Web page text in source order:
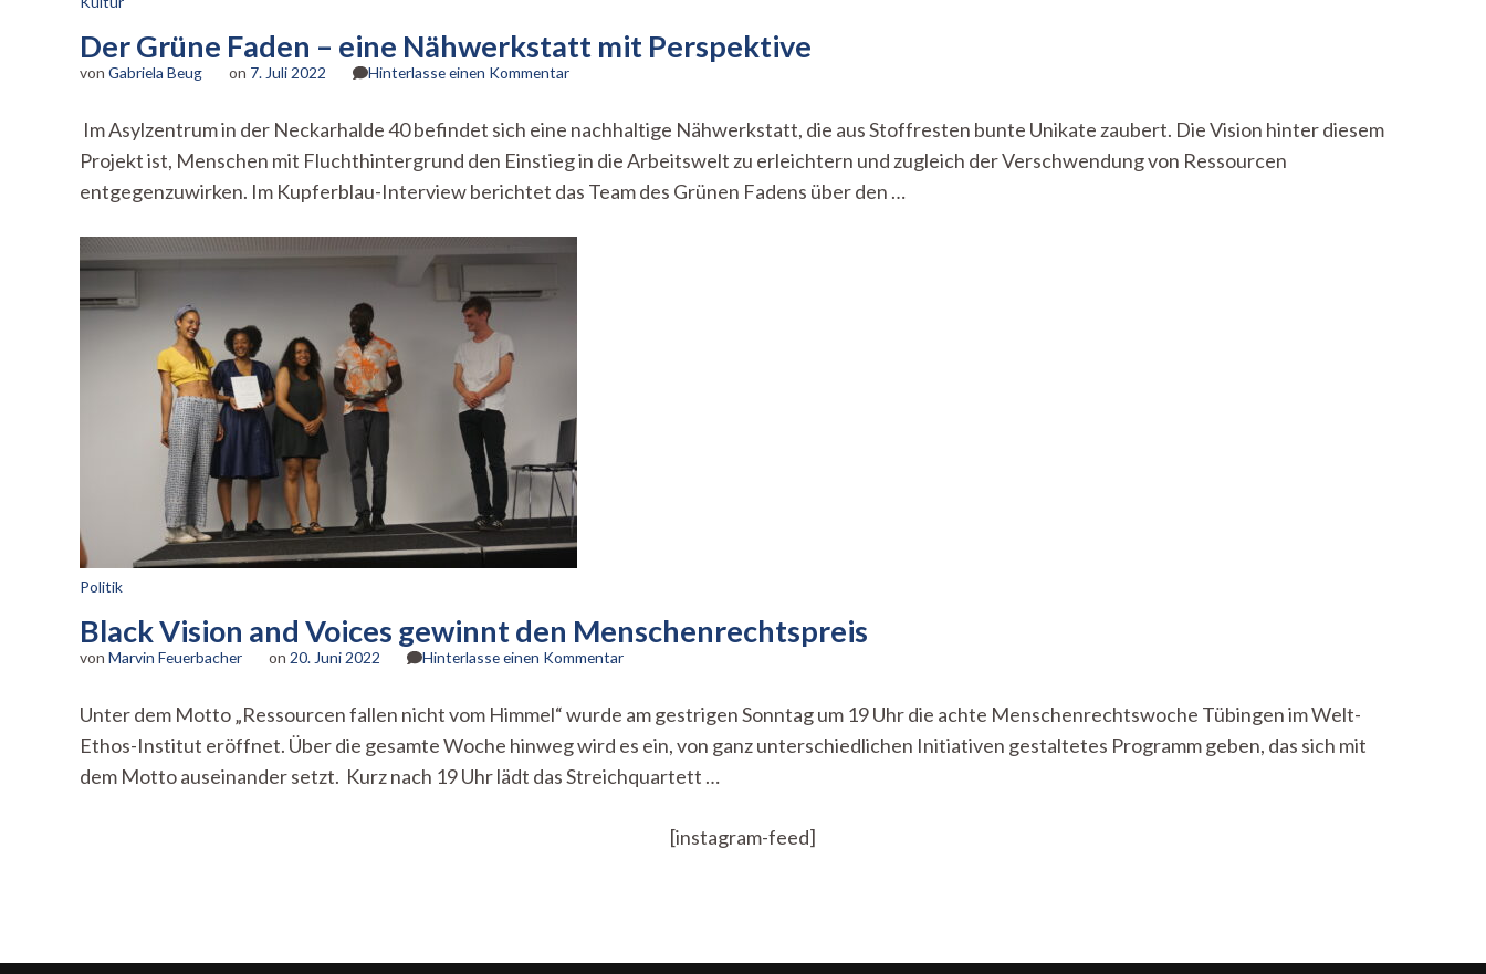
Der Grüne Faden – eine Nähwerkstatt mit Perspektive
von Gabriela Beug on 7. Juli 2022 Hinterlasse einen Kommentarzu
Faden
–
eine
Nähwerkstatt
Im Asylzentrum in der Neckarhalde 40 befindet sich eine nachhaltige Nähwerkstatt, die aus Stoffresten bunte Unikate zaubert. Die Vision hinter diesem
Projekt ist, Menschen mit Fluchthintergrund den Einstieg in die Arbeitswelt zu erleichtern und zugleich der Verschwendung von Ressourcen
entgegenzuwirken. Im Kupferblau-Interview berichtet das Team des Grünen Fadens über den …
Politik
Black Vision and Voices gewinnt den Menschenrechtspreis
von Marvin Feuerbacher on 20. Juni 2022 Hinterlasse einen Kommentarzu
and
Voices
gewinnt
den
Unter dem Motto „Ressourcen fallen nicht vom Himmel“ wurde am gestrigen Sonntag um 19 Uhr die achte Menschenrechtswoche Tübingen im Welt-
Ethos-Institut eröffnet. Über die gesamte Woche hinweg wird es ein, von ganz unterschiedlichen Initiativen gestaltetes Programm geben, das sich mit
dem Motto auseinander setzt. Kurz nach 19 Uhr lädt das Streichquartett …
[instagram-feed]